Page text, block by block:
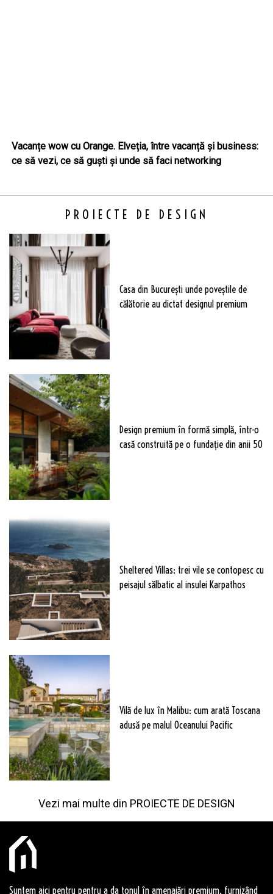
Vacanțe wow cu Orange. Elveția, între vacanță și business:
ce să vezi, ce să guști și unde să faci networking
PROIECTE DE DESIGN
Casa din București unde poveștile de
călătorie au dictat designul premium
Design premium în formă simplă, într-o
casă construită pe o fundație din anii 50
Sheltered Villas: trei vile se contopesc cu
peisajul sălbatic al insulei Karpathos
Vilă de lux în Malibu: cum arată Toscana
adusă pe malul Oceanului Pacific
Vezi mai multe din PROIECTE DE DESIGN
Suntem aici pentru pentru a da tonul în amenajări premium, furnizând